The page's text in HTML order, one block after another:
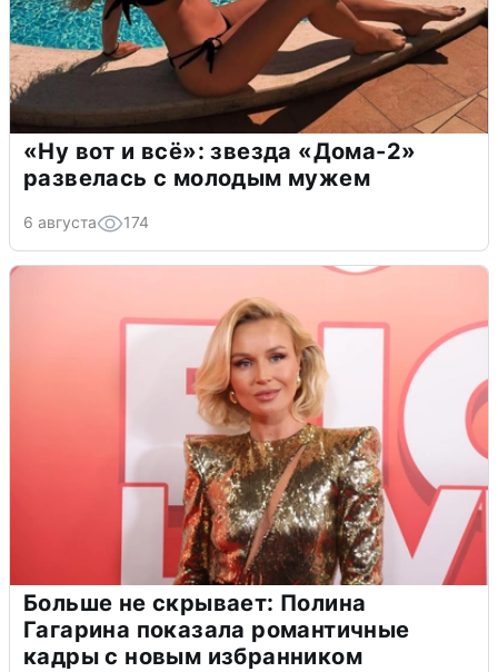
«Ну вот и всё»: звезда «Дома-2»
развелась с молодым мужем
6 августа 174
Больше не скрывает: Полина
Гагарина показала романтичные
кадры с новым избранником